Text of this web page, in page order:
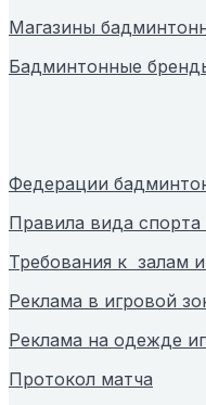
Магазины
Бадминтонные
Федерации
Правила вида
Требования к залам
Реклама в игровой
Реклама на одежде
Протокол матча